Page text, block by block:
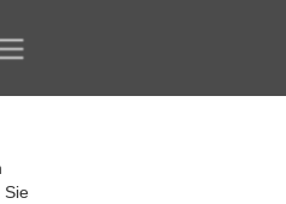
Sie